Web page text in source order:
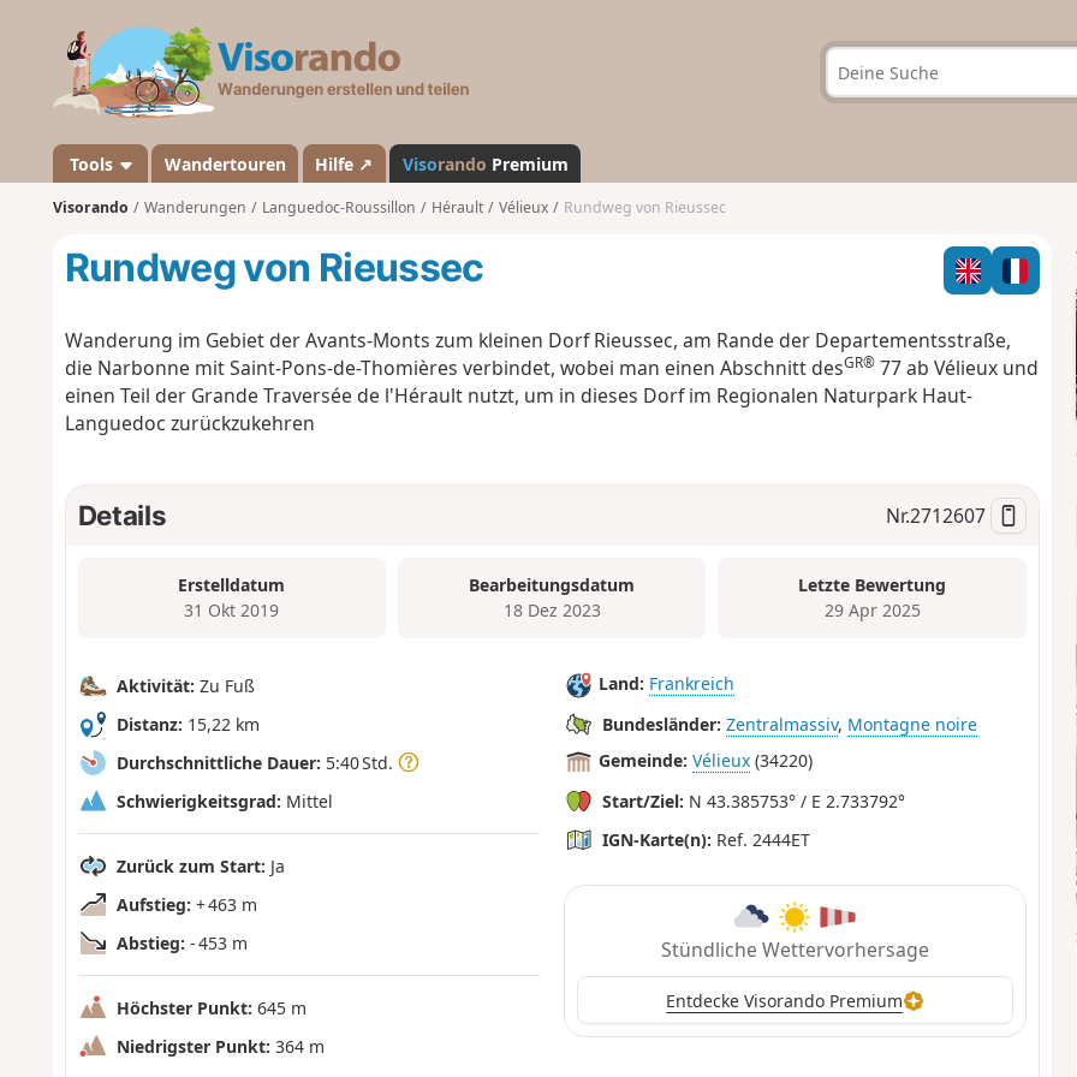
a
n
d
Tools Wandertouren Hilfe ↗ Visorando Premium
Visorando Wanderungen Languedoc-Roussillon Hérault Vélieux Rundweg von Rieussec
Rundweg von Rieussec
Wanderung im Gebiet der Avants-Monts zum kleinen Dorf Rieussec, am Rande der Departementsstraße,
die Narbonne mit Saint-Pons-de-Thomières verbindet, wobei man einen Abschnitt desGR®77 ab Vélieux und
einen Teil der Grande Traversée de l'Hérault nutzt, um in dieses Dorf im Regionalen Naturpark Haut-
Languedoc zurückzukehren
Details Nr.2712607
Erstelldatum
31 Okt 2019
Bearbeitungsdatum
18 Dez 2023
Letzte Bewertung
29 Apr 2025
Aktivität: Zu Fuß
Distanz: 15,22 km
Durchschnittliche Dauer: 5:40 Std.
Schwierigkeitsgrad: Mittel
Zurück zum Start: Ja
Aufstieg: + 463 m
Abstieg: - 453 m
Höchster Punkt: 645 m
Niedrigster Punkt: 364 m
Land: Frankreich
Bundesländer: Zentralmassiv, Montagne noire
Gemeinde: Vélieux (34220)
Start/Ziel: N 43.385753° / E 2.733792°
IGN-Karte(n): Ref. 2444ET
Stündliche Wettervorhersage
Entdecke Visorando Premium